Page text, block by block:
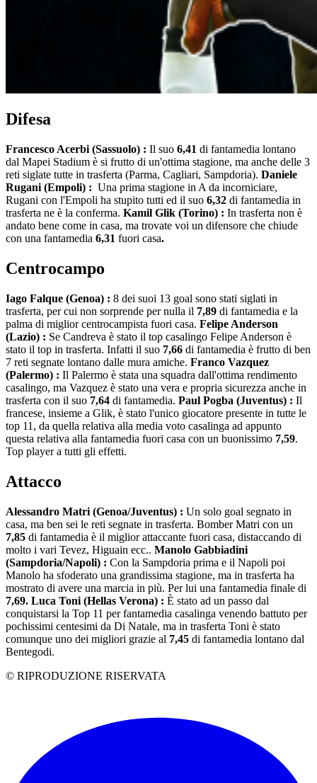
Difesa
Francesco Acerbi (Sassuolo) : Il suo 6,41 di fantamedia lontano
dal Mapei Stadium è si frutto di un'ottima stagione, ma anche delle 3
reti siglate tutte in trasferta (Parma, Cagliari, Sampdoria). Daniele
Rugani (Empoli) : Una prima stagione in A da incorniciare,
Rugani con l'Empoli ha stupito tutti ed il suo 6,32 di fantamedia in
trasferta ne è la conferma. Kamil Glik (Torino) : In trasferta non è
andato bene come in casa, ma trovate voi un difensore che chiude
con una fantamedia 6,31 fuori casa.
Centrocampo
Iago Falque (Genoa) : 8 dei suoi 13 goal sono stati siglati in
trasferta, per cui non sorprende per nulla il 7,89 di fantamedia e la
palma di miglior centrocampista fuori casa. Felipe Anderson
(Lazio) : Se Candreva è stato il top casalingo Felipe Anderson è
stato il top in trasferta. Infatti il suo 7,66 di fantamedia è frutto di ben
7 reti segnate lontano dalle mura amiche. Franco Vazquez
(Palermo) : Il Palermo è stata una squadra dall'ottima rendimento
casalingo, ma Vazquez è stato una vera e propria sicurezza anche in
trasferta con il suo 7,64 di fantamedia. Paul Pogba (Juventus) : Il
francese, insieme a Glik, è stato l'unico giocatore presente in tutte le
top 11, da quella relativa alla media voto casalinga ad appunto
questa relativa alla fantamedia fuori casa con un buonissimo 7,59.
Top player a tutti gli effetti.
Attacco
Alessandro Matri (Genoa/Juventus) : Un solo goal segnato in
casa, ma ben sei le reti segnate in trasferta. Bomber Matri con un
7,85 di fantamedia è il miglior attaccante fuori casa, distaccando di
molto i vari Tevez, Higuain ecc.. Manolo Gabbiadini
(Sampdoria/Napoli) : Con la Sampdoria prima e il Napoli poi
Manolo ha sfoderato una grandissima stagione, ma in trasferta ha
mostrato di avere una marcia in più. Per lui una fantamedia finale di
7,69. Luca Toni (Hellas Verona) : È stato ad un passo dal
conquistarsi la Top 11 per fantamedia casalinga venendo battuto per
pochissimi centesimi da Di Natale, ma in trasferta Toni è stato
comunque uno dei migliori grazie al 7,45 di fantamedia lontano dal
Bentegodi.
© RIPRODUZIONE RISERVATA